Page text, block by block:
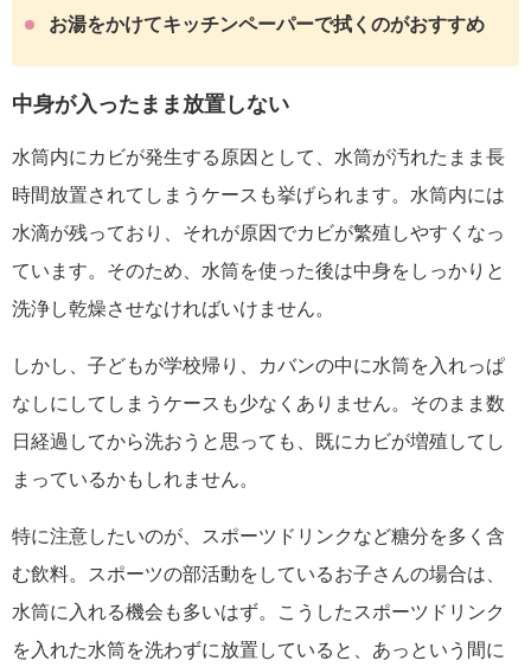
お湯をかけてキッチンペーパーで拭くのがおすすめ
中身が入ったまま放置しない
水筒内にカビが発生する原因として、水筒が汚れたまま長
時間放置されてしまうケースも挙げられます。水筒内には
水滴が残っており、それが原因でカビが繁殖しやすくなっ
ています。そのため、水筒を使った後は中身をしっかりと
洗浄し乾燥させなければいけません。
しかし、子どもが学校帰り、カバンの中に水筒を入れっぱ
なしにしてしまうケースも少なくありません。そのまま数
日経過してから洗おうと思っても、既にカビが増殖してし
まっているかもしれません。
特に注意したいのが、スポーツドリンクなど糖分を多く含
む飲料。スポーツの部活動をしているお子さんの場合は、
水筒に入れる機会も多いはず。こうしたスポーツドリンク
を入れた水筒を洗わずに放置していると、あっという間に